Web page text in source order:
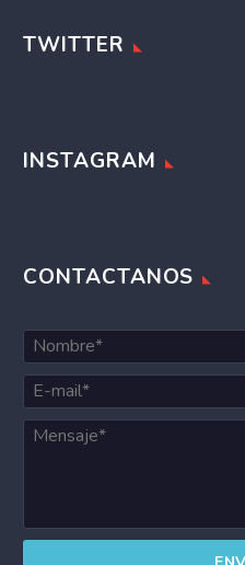
TWITTER
INSTAGRAM
CONTACTANOS